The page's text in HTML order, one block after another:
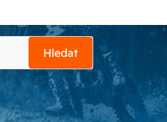
Hledat